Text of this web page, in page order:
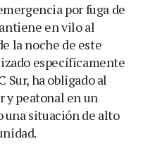
por fuga de
en vilo al
la noche de este
específicamente
Sur, ha obligado al
y peatonal en un
situación de alto